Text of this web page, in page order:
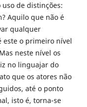
de distinções:
Aquilo que não é
qualquer
este o primeiro nível
neste nível os
no linguajar do
que os atores não
até o ponto
isto é, torna-se